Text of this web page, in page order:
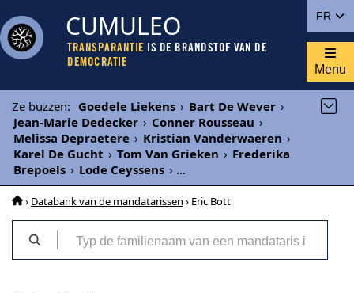
FR
CUMULEO
TRANSPARANTIE IS DE BRANDSTOF VAN DE
DEMOCRATIE
Menu
Ze buzzen: Goedele Liekens › Bart De Wever ›
Jean-Marie Dedecker › Conner Rousseau ›
Melissa Depraetere › Kristian Vanderwaeren ›
Karel De Gucht › Tom Van Grieken › Frederika
Brepoels › Lode Ceyssens › ...
› Databank van de mandatarissen › Eric Bott